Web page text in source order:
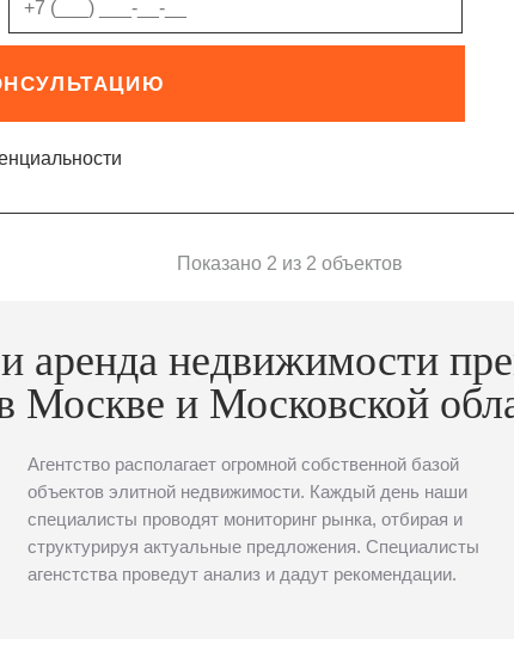
Показано 2 из 2 объектов
аренда недвижимости
Москве и Московской
Агентство располагает огромной собственной базой
объектов элитной недвижимости. Каждый день наши
специалисты проводят мониторинг рынка, отбирая и
структурируя актуальные предложения. Специалисты
агенстства проведут анализ и дадут рекомендации.